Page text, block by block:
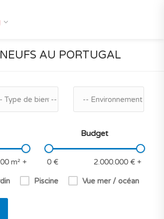
AU PORTUGAL
Type de bien -- -- Environnement --
Budget
Piscine Vue mer / océan